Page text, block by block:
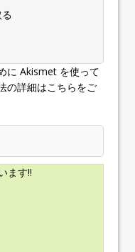
に Akismet を使って
の詳細はこちらをご
ます!!